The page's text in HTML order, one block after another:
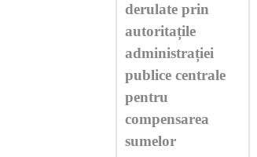
derulate prin
autoritațile
administrației
publice centrale
pentru
compensarea
sumelor